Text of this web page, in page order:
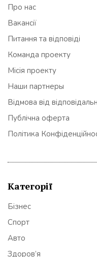
Про нас
Вакансії
Питання та відповіді
Команда проекту
Місія проекту
Наши партнеры
Відмова від
Публічна оферта
Політика
Категорії
Бізнес
Спорт
Авто
Здоров’я